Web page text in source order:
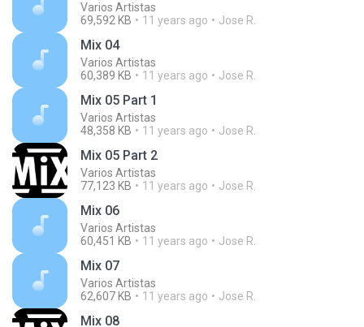
Varios Artistas
69,592 KB
11 years ago Jose R.
Mix 04
Varios Artistas
60,389 KB
11 years ago Jose R.
Mix 05 Part 1
Varios Artistas
48,358 KB
11 years ago Jose R.
Mix 05 Part 2
Varios Artistas
77,123 KB
11 years ago Jose R.
Mix 06
Varios Artistas
60,451 KB
11 years ago Jose R.
Mix 07
Varios Artistas
62,607 KB
11 years ago Jose R.
Mix 08